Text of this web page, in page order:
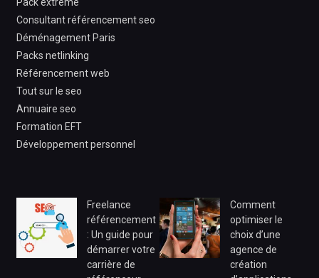
Consultant référencement seo
Déménagement Paris
Packs netlinking
Référencement web
Tout sur le seo
Annuaire seo
Formation EFT
Développement personnel
Freelance
référencement
: Un guide pour
démarrer votre
carrière de
Comment
optimiser le
choix d’une
agence de
création